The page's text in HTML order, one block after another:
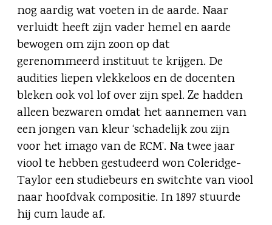
nog aardig wat voeten in de aarde. Naar
verluidt heeft zijn vader hemel en aarde
bewogen om zijn zoon op dat
gerenommeerd instituut te krijgen. De
audities liepen vlekkeloos en de docenten
bleken ook vol lof over zijn spel. Ze hadden
alleen bezwaren omdat het aannemen van
een jongen van kleur ‘schadelijk zou zijn
voor het imago van de RCM’. Na twee jaar
viool te hebben gestudeerd won Coleridge-
Taylor een studiebeurs en switchte van viool
naar hoofdvak compositie. In 1897 stuurde
hij cum laude af.